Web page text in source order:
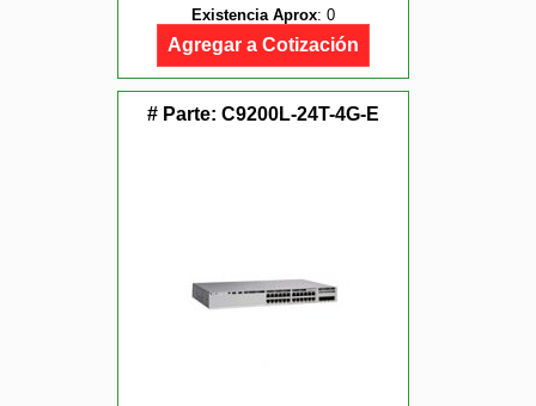
Existencia Aprox: 0
Agregar a Cotización
# Parte: C9200L-24T-4G-E